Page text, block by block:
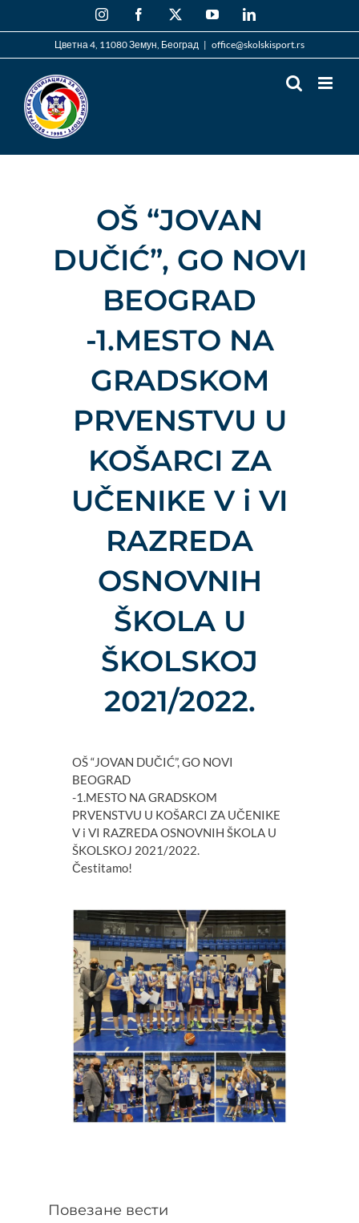
InstagramFacebook YouTubeLinkedIn
Цветна 4, 11080 Земун, Београд | office@skolskisport.rs
OŠ “JOVAN
DUČIĆ”, GO NOVI
BEOGRAD
-1.MESTO NA
GRADSKOM
PRVENSTVU U
KOŠARCI ZA
UČENIKE V i VI
RAZREDA
OSNOVNIH
ŠKOLA U
ŠKOLSKOJ
2021/2022.
OŠ “JOVAN DUČIĆ”, GO NOVI
BEOGRAD
-1.MESTO NA GRADSKOM
PRVENSTVU U KOŠARCI ZA UČENIKE
V i VI RAZREDA OSNOVNIH ŠKOLA U
ŠKOLSKOJ 2021/2022.
Čestitamo!
Повезане вести